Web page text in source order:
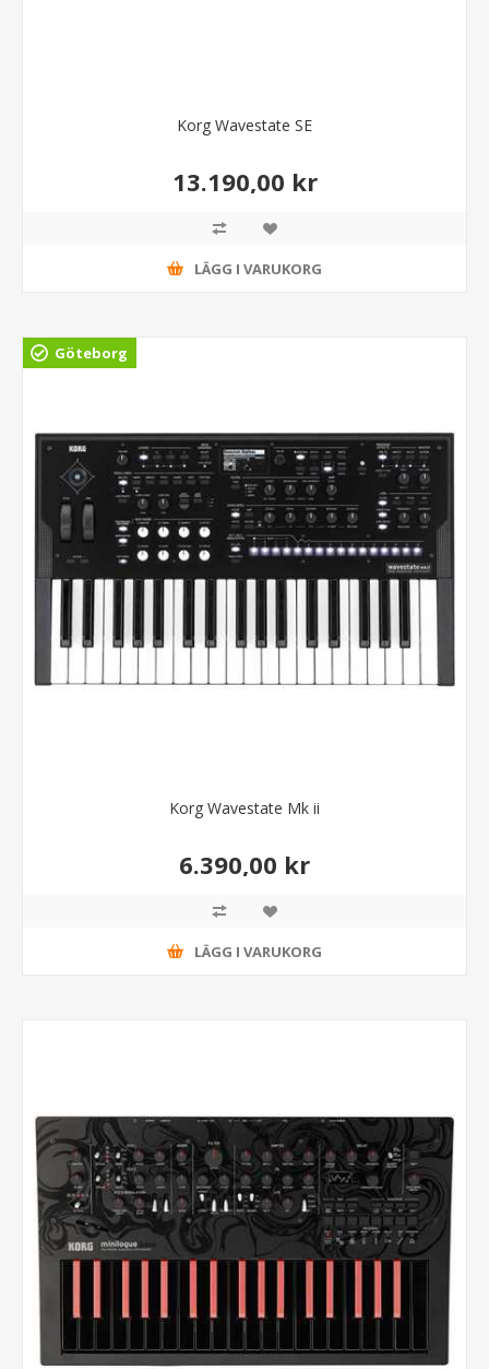
Korg Wavestate SE
13.190,00 kr
LÄGG I VARUKORG
Göteborg
Korg Wavestate Mk ii
6.390,00 kr
LÄGG I VARUKORG